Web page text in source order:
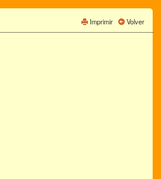
Imprimir Volver